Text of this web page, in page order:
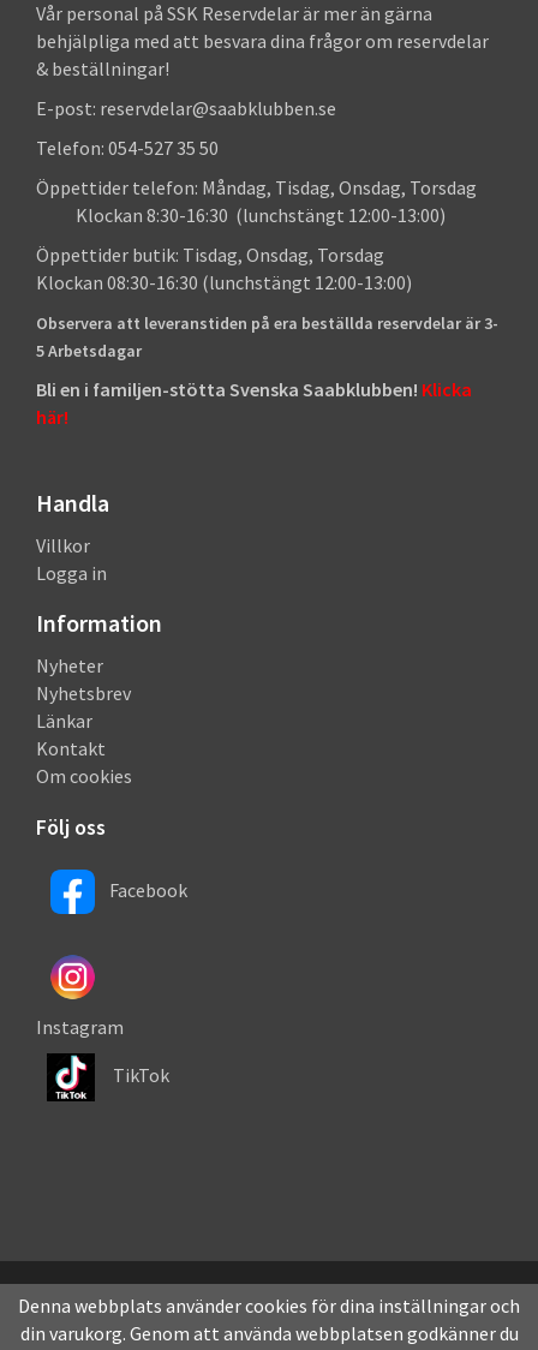
Vår personal på SSK Reservdelar är mer än gärna
behjälpliga med att besvara dina frågor om reservdelar
& beställningar!
E-post: reservdelar@saabklubben.se
Telefon: 054-527 35 50
Öppettider telefon: Måndag, Tisdag, Onsdag, Torsdag
Klockan 8:30-16:30 (lunchstängt 12:00-13:00)
Öppettider butik: Tisdag, Onsdag, Torsdag
Klockan 08:30-16:30 (lunchstängt 12:00-13:00)
Observera att leveranstiden på era beställda reservdelar är 3-
5 Arbetsdagar
Bli en i familjen-stötta Svenska Saabklubben! Klicka
här!
Handla
Villkor
Logga in
Information
Nyheter
Nyhetsbrev
Länkar
Kontakt
Om cookies
Följ oss
Facebook
Instagram
TikTok
Denna webbplats använder cookies för dina inställningar och
din varukorg. Genom att använda webbplatsen godkänner du